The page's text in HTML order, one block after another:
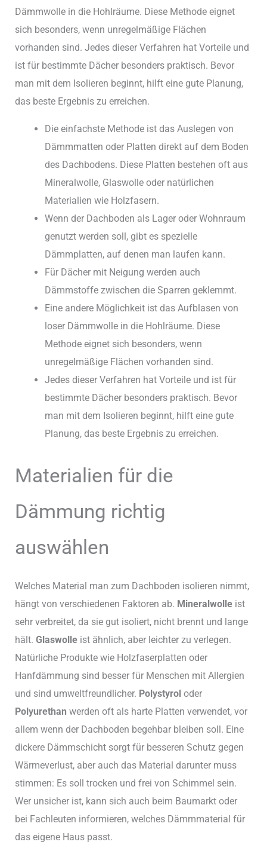
Dämmwolle in die Hohlräume. Diese Methode eignet
sich besonders, wenn unregelmäßige Flächen
vorhanden sind. Jedes dieser Verfahren hat Vorteile und
ist für bestimmte Dächer besonders praktisch. Bevor
man mit dem Isolieren beginnt, hilft eine gute Planung,
das beste Ergebnis zu erreichen.
Die einfachste Methode ist das Auslegen von
Dämmmatten oder Platten direkt auf dem Boden
des Dachbodens. Diese Platten bestehen oft aus
Mineralwolle, Glaswolle oder natürlichen
Materialien wie Holzfasern.
Wenn der Dachboden als Lager oder Wohnraum
genutzt werden soll, gibt es spezielle
Dämmplatten, auf denen man laufen kann.
Für Dächer mit Neigung werden auch
Dämmstoffe zwischen die Sparren geklemmt.
Eine andere Möglichkeit ist das Aufblasen von
loser Dämmwolle in die Hohlräume. Diese
Methode eignet sich besonders, wenn
unregelmäßige Flächen vorhanden sind.
Jedes dieser Verfahren hat Vorteile und ist für
bestimmte Dächer besonders praktisch. Bevor
man mit dem Isolieren beginnt, hilft eine gute
Planung, das beste Ergebnis zu erreichen.
Materialien für die
Dämmung richtig
auswählen
Welches Material man zum Dachboden isolieren nimmt,
hängt von verschiedenen Faktoren ab. Mineralwolle ist
sehr verbreitet, da sie gut isoliert, nicht brennt und lange
hält.Glaswolle ist ähnlich, aber leichter zu verlegen.
Natürliche Produkte wie Holzfaserplatten oder
Hanfdämmung sind besser für Menschen mit Allergien
und sind umweltfreundlicher. Polystyrol oder
Polyurethan werden oft als harte Platten verwendet, vor
allem wenn der Dachboden begehbar bleiben soll. Eine
dickere Dämmschicht sorgt für besseren Schutz gegen
Wärmeverlust, aber auch das Material darunter muss
stimmen: Es soll trocken und frei von Schimmel sein.
Wer unsicher ist, kann sich auch beim Baumarkt oder
bei Fachleuten informieren, welches Dämmmaterial für
das eigene Haus passt.